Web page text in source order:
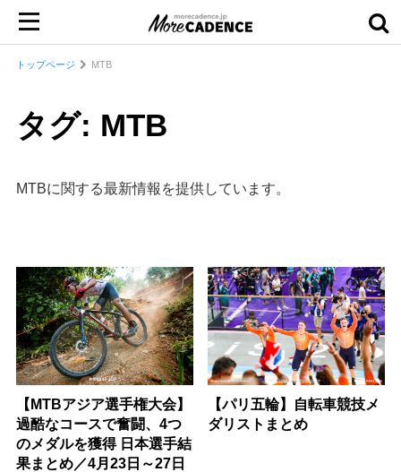
トップページ MTB
タグ: MTB
MTBに関する最新情報を提供しています。
【MTBアジア選手権大会】
過酷なコースで奮闘、4つ
のメダルを獲得 日本選手結
果まとめ／4月23日～27日
【パリ五輪】自転車競技メ
ダリストまとめ